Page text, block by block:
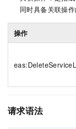
同时具备关联操
操作
请求语法